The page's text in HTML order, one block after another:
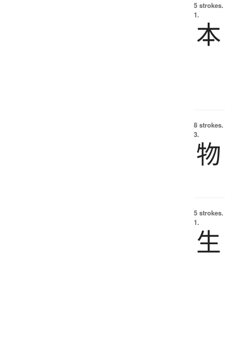
5 strokes.
1.
本
8 strokes.
3.
物
5 strokes.
1.
生